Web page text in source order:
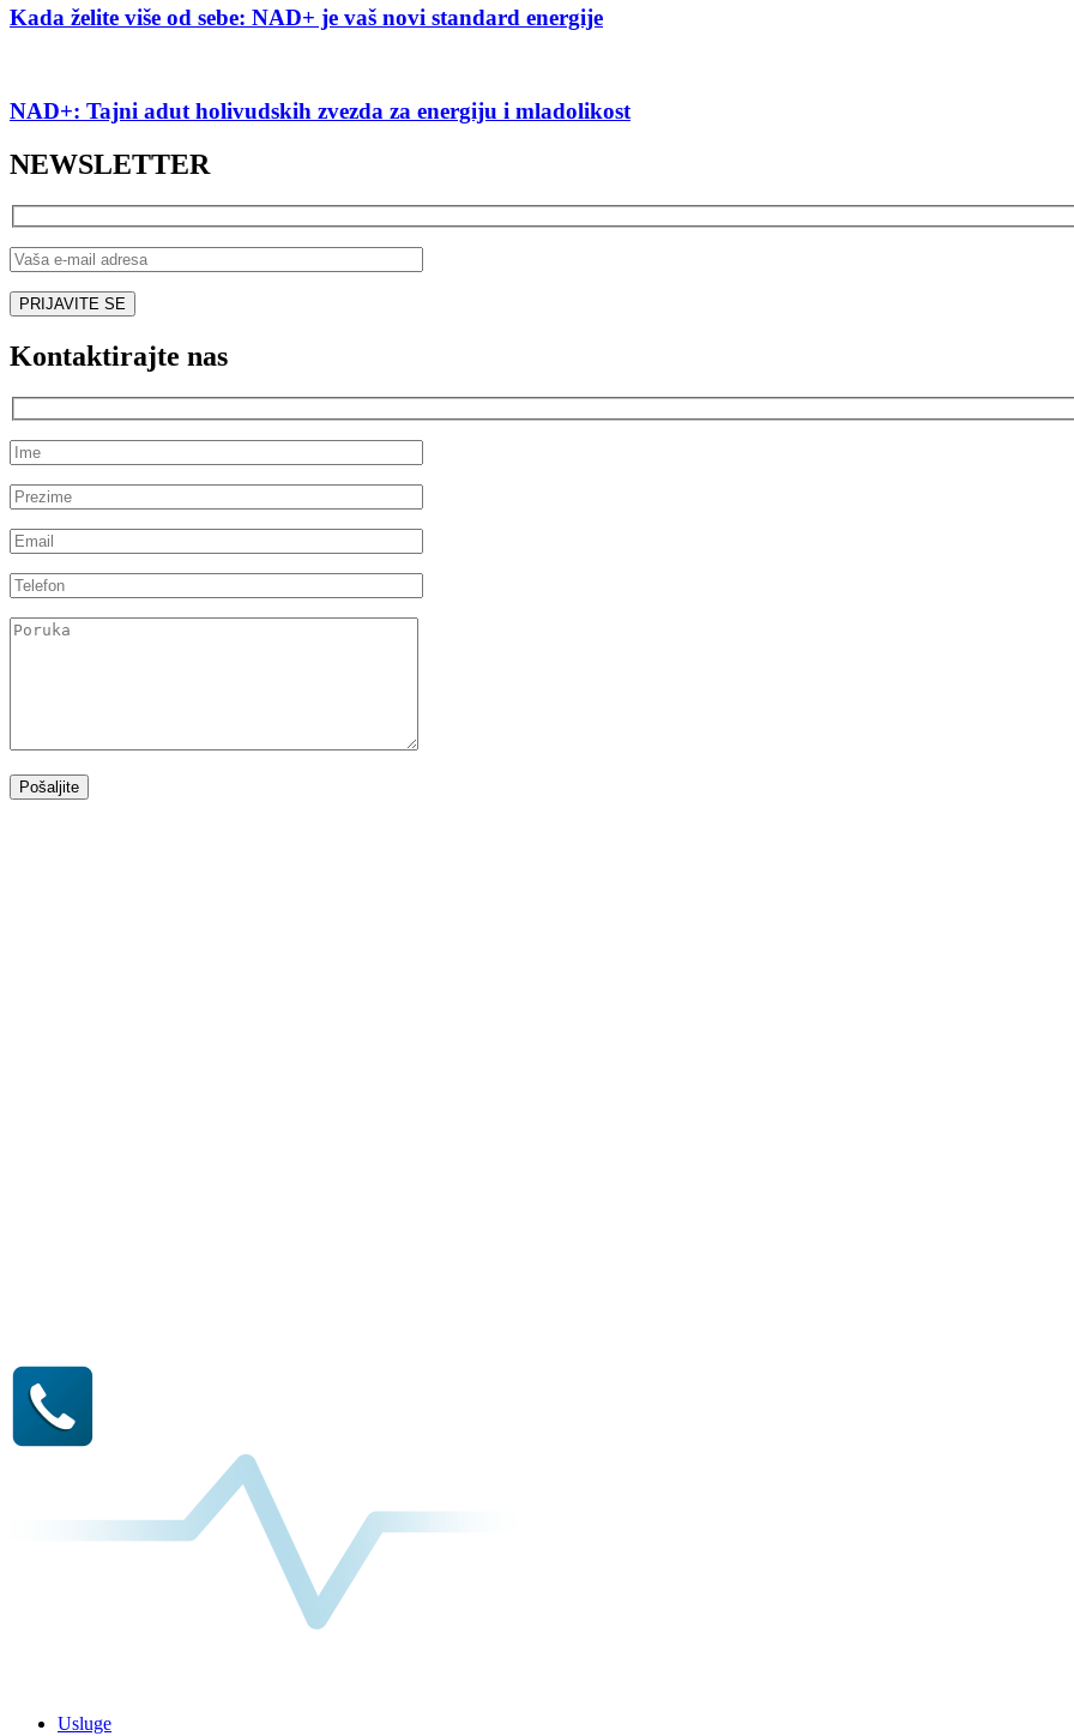
Kada želite više od sebe: NAD+ je vaš novi standard energije
NAD+: Tajni adut holivudskih zvezda za energiju i mladolikost
NEWSLETTER
Kontaktirajte nas
Usluge